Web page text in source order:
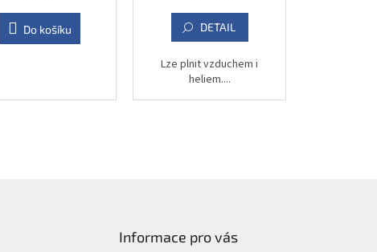
Do košíku DETAIL
Lze plnit vzduchem i
heliem....
Informace pro vás